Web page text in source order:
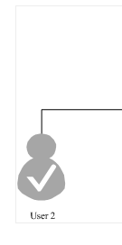
最
佳
践
技